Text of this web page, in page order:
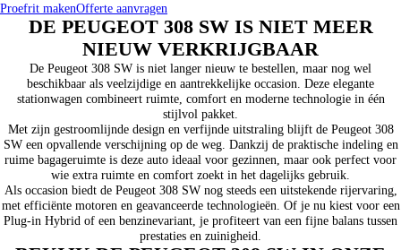
Proefrit makenOfferte aanvragen
DE PEUGEOT 308 SW IS NIET MEER
NIEUW VERKRIJGBAAR
De Peugeot 308 SW is niet langer nieuw te bestellen, maar nog wel
beschikbaar als veelzijdige en aantrekkelijke occasion. Deze elegante
stationwagen combineert ruimte, comfort en moderne technologie in één
stijlvol pakket.
Met zijn gestroomlijnde design en verfijnde uitstraling blijft de Peugeot 308
SW een opvallende verschijning op de weg. Dankzij de praktische indeling en
ruime bagageruimte is deze auto ideaal voor gezinnen, maar ook perfect voor
wie extra ruimte en comfort zoekt in het dagelijks gebruik.
Als occasion biedt de Peugeot 308 SW nog steeds een uitstekende rijervaring,
met efficiënte motoren en geavanceerde technologieën. Of je nu kiest voor een
Plug-in Hybrid of een benzinevariant, je profiteert van een fijne balans tussen
prestaties en zuinigheid.